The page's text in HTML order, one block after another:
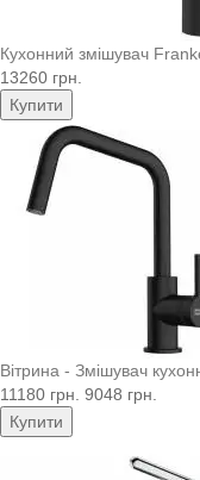
Кухонний змішувач
13260 грн.
Купити
Вітрина - Змішувач
11180 грн. 9048 грн.
Купити